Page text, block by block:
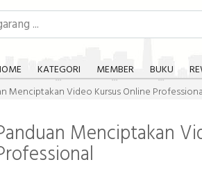
KATEGORI MEMBER BUKU
Menciptakan Video Kursus Online
Menciptakan